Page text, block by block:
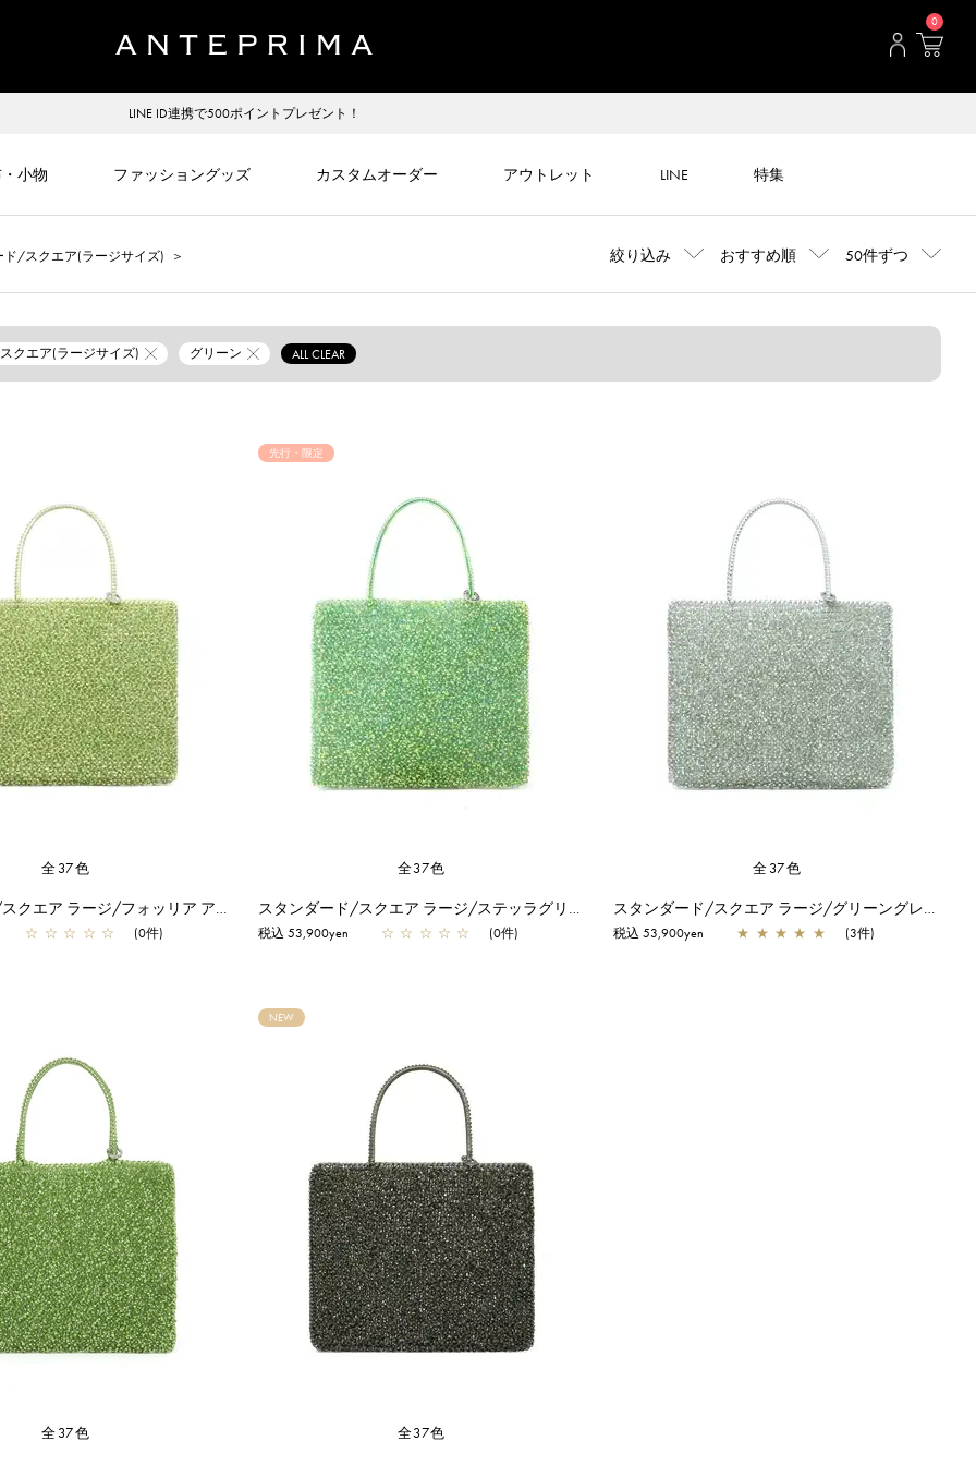
0
LINE ID連携で500ポイントプレゼント！
小物 ファッショングッズ カスタムオーダー アウトレット LINE 特集
ド/スクエア(ラージサイズ) ＞ 絞り込み おすすめ順 50件ずつ
クエア(ラージサイズ) グリーン ALL CLEAR
全37色
スタンダード/スクエア ラージ/フォッリア アルボルド
☆ ☆ ☆ ☆ ☆ (0件)
先行・限定
全37色
スタンダード/スクエア ラージ/ステッラグリーン【オンラインストア先行販売カラー】
税込 53,900yen ☆ ☆ ☆ ☆ ☆ (0件)
全37色
スタンダード/スクエア ラージ/グリーングレーシルバー
税込 53,900yen ★ ★ ★ ★ ★ (3件)
全37色
NEW
全37色